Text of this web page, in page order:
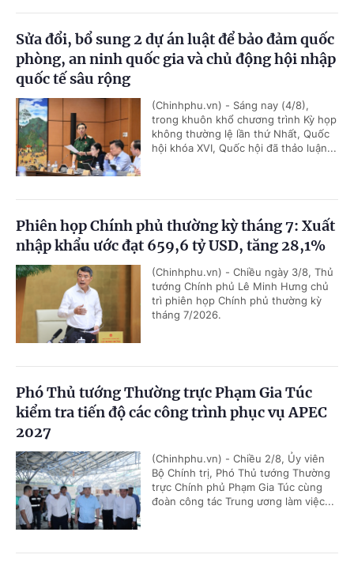
Sửa đổi, bổ sung 2 dự án luật để bảo đảm quốc
phòng, an ninh quốc gia và chủ động hội nhập
quốc tế sâu rộng
(Chinhphu.vn) - Sáng nay (4/8),
trong khuôn khổ chương trình Kỳ họp
không thường lệ lần thứ Nhất, Quốc
hội khóa XVI, Quốc hội đã thảo luận...
Phiên họp Chính phủ thường kỳ tháng 7: Xuất
nhập khẩu ước đạt 659,6 tỷ USD, tăng 28,1%
(Chinhphu.vn) - Chiều ngày 3/8, Thủ
tướng Chính phủ Lê Minh Hưng chủ
trì phiên họp Chính phủ thường kỳ
tháng 7/2026.
Phó Thủ tướng Thường trực Phạm Gia Túc
kiểm tra tiến độ các công trình phục vụ APEC
2027
(Chinhphu.vn) - Chiều 2/8, Ủy viên
Bộ Chính trị, Phó Thủ tướng Thường
trực Chính phủ Phạm Gia Túc cùng
đoàn công tác Trung ương làm việc...